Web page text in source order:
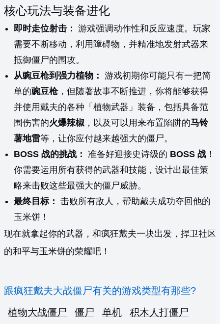
核心玩法与装备进化
即时走位射击： 游戏强调动作性和反应速度。玩家
需要不断移动，利用障碍物，并精准地发射武器来
抵御僵尸的围攻。
从豌豆枪到强力植物： 游戏初期你可能只有一把简
单的豌豆枪，但随著故事不断推进，你将能够获得
并使用戴夫的各种「植物武器」装备，包括具备范
围伤害的火爆辣椒 ，以及可以用来布置陷阱的马铃
薯地雷等，让你应付越来越强大的僵尸。
BOSS 战的挑战： 准备好迎接史诗级的 BOSS 战 ！
你需要运用所有获得的武器和技能，设计出最佳策
略来击败这些最强大的僵尸威胁。
最终目标： 击败所有敌人，帮助戴夫成功夺回他的
玉米饼！
现在就拿起你的武器，和疯狂戴夫一块出发，捍卫社区
的和平与玉米饼的荣耀吧！
跟疯狂戴夫大战僵尸有关的游戏类型有那些?
植物大战僵尸
僵尸 单机
积木人打僵尸